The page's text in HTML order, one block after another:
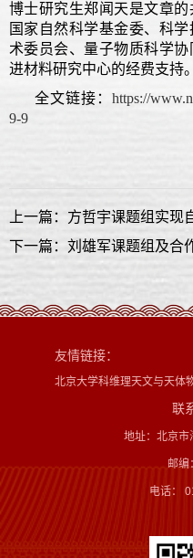
博士研究生郑闻天是文章
国家自然科学基金委、科
术委员会、量子物质科学
进材料研究中心的经费支持。
全文链接： https://
9-9
友情链接：
北京大学科维理天文与天体
联
地址：北京市
邮编
电话：